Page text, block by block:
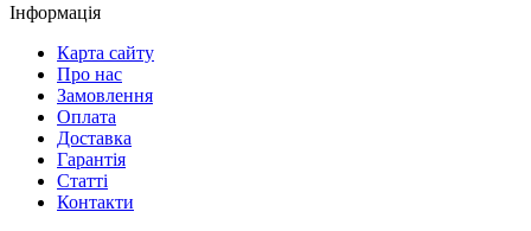
Інформація
Карта сайту
Про нас
Замовлення
Оплата
Доставка
Гарантія
Статті
Контакти